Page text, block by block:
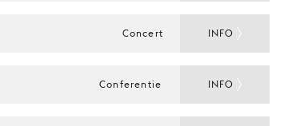
Concert INFO
Conferentie INFO